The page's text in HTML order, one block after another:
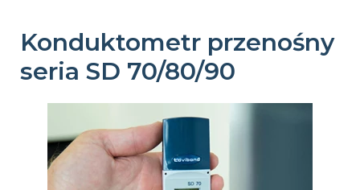
Konduktometr przenośny
seria SD 70/80/90